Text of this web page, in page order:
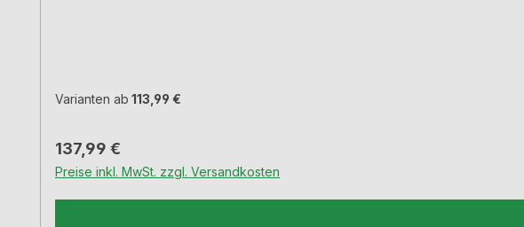
Varianten ab 113,99 €
Regulärer Preis:
137,99 €
Preise inkl. MwSt. zzgl. Versandkosten